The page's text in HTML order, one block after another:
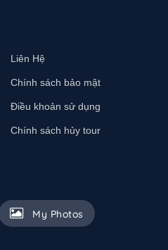
Liên Hệ
Chính sách bảo mật
Điều khoản sử dụng
Chính sách hủy tour
My Photos